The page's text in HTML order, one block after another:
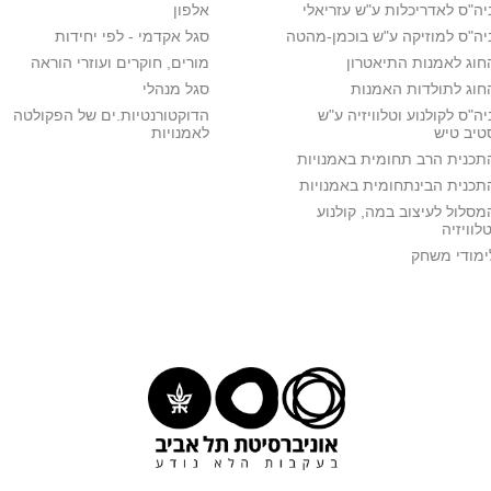
1
מבוא לתיאוריות קולנועיות
פרופ' יוסף רז
שיעור
16:00-18:00
יסודות
סדנה
18:00
לאדריכלות ע"ש עזריאלי
למוזיקה ע"ש בוכמן-מהטה
לאמנות התיאטרון
לתולדות האמנות
לקולנוע וטלוויזיה ע"ש
טיש
הרב תחומית באמנויות
הבינתחומית באמנויות
לעיצוב במה, קולנוע
משחק
אלפון
סגל אקדמי - לפי יחידות
מורים, חוקרים ועוזרי הוראה
סגל מנהלי
הדוקטורנטיות.ים של הפקולטה
לאמנויות